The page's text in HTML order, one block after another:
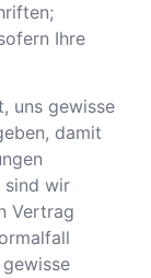
Ihre
uns gewisse
damit
sind wir
Vertrag